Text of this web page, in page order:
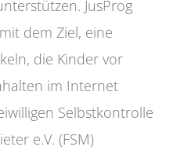
JusProg
dem Ziel, eine
die Kinder vor
im Internet
Selbstkontrolle
e.V. (FSM)